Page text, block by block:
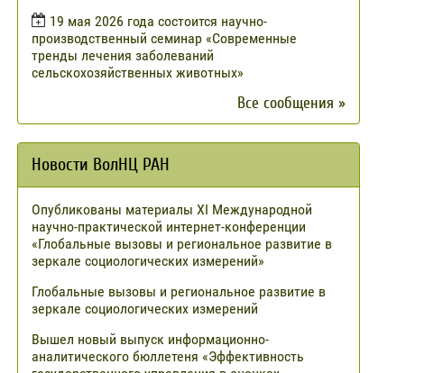
19 мая 2026 года состоится научно-
производственный семинар «Современные
тренды лечения заболеваний
сельскохозяйственных животных»
Все сообщения »
Новости ВолНЦ РАН
Опубликованы материалы XI Международной
научно-практической интернет-конференции
«Глобальные вызовы и региональное развитие в
зеркале социологических измерений»
Глобальные вызовы и региональное развитие в
зеркале социологических измерений
Вышел новый выпуск информационно-
аналитического бюллетеня «Эффективность